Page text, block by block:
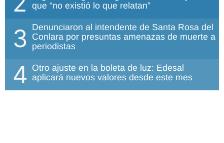
que “no existió lo que relatan”
3 Denunciaron al intendente de Santa Rosa del
Conlara por presuntas amenazas de muerte a
periodistas
4 Otro ajuste en la boleta de luz: Edesal
aplicará nuevos valores desde este mes